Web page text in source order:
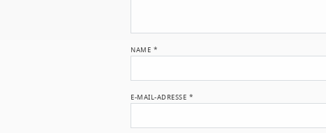
NAME *
E-MAIL-ADRESSE *